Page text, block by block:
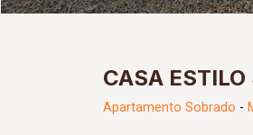
CASA
Apartamento Sobrado -